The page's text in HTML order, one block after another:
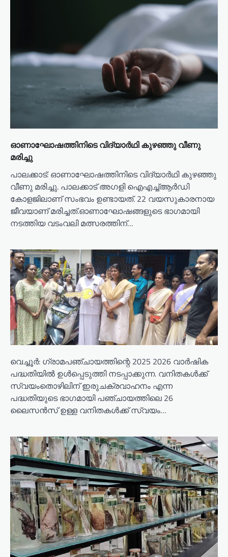
ഓണാഘോഷത്തിനിടെ വിദ്യാര്‍ഥി കുഴഞ്ഞു വീണു
മരിച്ചു
പാലക്കാട്: ഓണാഘോഷത്തിനിടെ വിദ്യാര്‍ഥി കുഴഞ്ഞു
വീണു മരിച്ചു. പാലക്കാട് അഗളി ഐഎച്ച്ആര്‍ഡി
കോളജിലാണ് സംഭവം ഉണ്ടായത്. 22 വയസുകാരനായ
ജീവയാണ് മരിച്ചത്.ഓണാഘോഷങ്ങളുടെ ഭാഗമായി
നടത്തിയ വടംവലി മത്സരത്തിന്…
വെച്ചൂർ: ഗ്രാമപഞ്ചായത്തിന്റെ 2025 2026 വാർഷിക
പദ്ധതിയിൽ ഉൾപ്പെടുത്തി നടപ്പാക്കുന്ന. വനിതകൾക്ക്
സ്വയംതൊഴിലിന് ഇരുചക്രവാഹനം എന്ന
പദ്ധതിയുടെ ഭാഗമായി പഞ്ചായത്തിലെ 26
ലൈസൻസ് ഉള്ള വനിതകൾക്ക് സ്വയം…